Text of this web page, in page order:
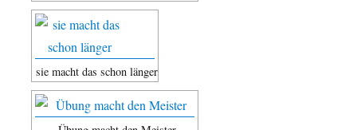
sie macht das schon länger